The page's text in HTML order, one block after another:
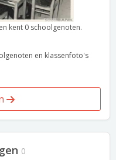
kent 0 schoolgenoten.
en klassenfoto's
0